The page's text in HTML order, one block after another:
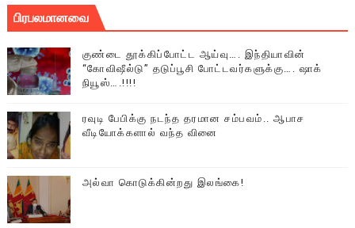
பிரபலமானவை
குண்டை தூக்கிப்போட்ட ஆய்வு…. இந்தியாவின்
“கோவிஷீல்டு” தடுப்பூசி போட்டவர்களுக்கு…. ஷாக்
நியூஸ்….!!!!
ரவுடி பேபிக்கு நடந்த தரமான சம்பவம்.. ஆபாச
வீடியோக்களால் வந்த வினை
அல்வா கொடுக்கின்றது இலங்கை!